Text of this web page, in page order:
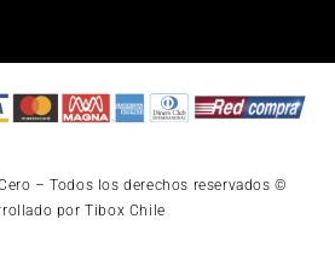
– Todos los derechos reservados ©
por Tibox Chile